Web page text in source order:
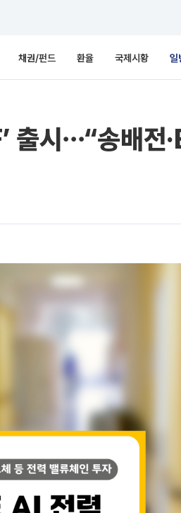
채권/펀드 환율 국제시황 일
출시⋯“송배전